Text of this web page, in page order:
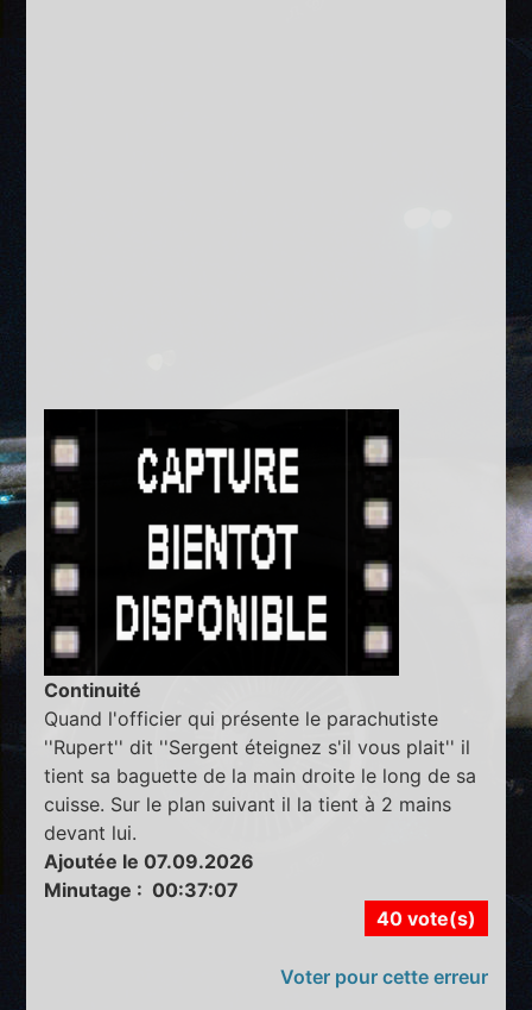
Continuité
Quand l'officier qui présente le parachutiste
''Rupert'' dit ''Sergent éteignez s'il vous plait'' il
tient sa baguette de la main droite le long de sa
cuisse. Sur le plan suivant il la tient à 2 mains
devant lui.
Ajoutée le 07.09.2026
Minutage : 00:37:07
40 vote(s)
Voter pour cette erreur